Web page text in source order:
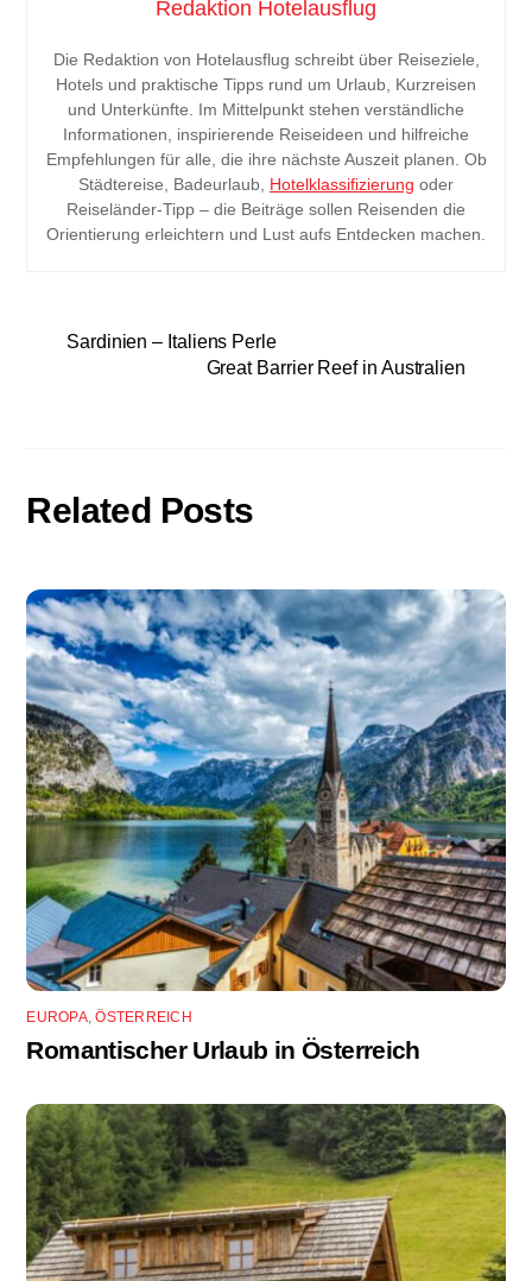
Redaktion Hotelausflug
Die Redaktion von Hotelausflug schreibt über Reiseziele,
Hotels und praktische Tipps rund um Urlaub, Kurzreisen
und Unterkünfte. Im Mittelpunkt stehen verständliche
Informationen, inspirierende Reiseideen und hilfreiche
Empfehlungen für alle, die ihre nächste Auszeit planen. Ob
Städtereise, Badeurlaub, Hotelklassifizierung oder
Reiseländer-Tipp – die Beiträge sollen Reisenden die
Orientierung erleichtern und Lust aufs Entdecken machen.
Sardinien – Italiens Perle
Great Barrier Reef in Australien
Related Posts
EUROPA,ÖSTERREICH
Romantischer Urlaub in Österreich